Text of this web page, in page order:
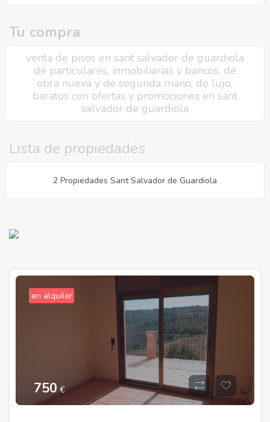
Tu compra
venta de pisos en sant salvador de guardiola
de particulares, inmobiliarias y bancos, de
obra nueva y de segunda mano, de lujo,
baratos con ofertas y promociones en sant
salvador de guardiola
Lista de propiedades
2 Propiedades Sant Salvador de Guardiola
en alquiler
750 €